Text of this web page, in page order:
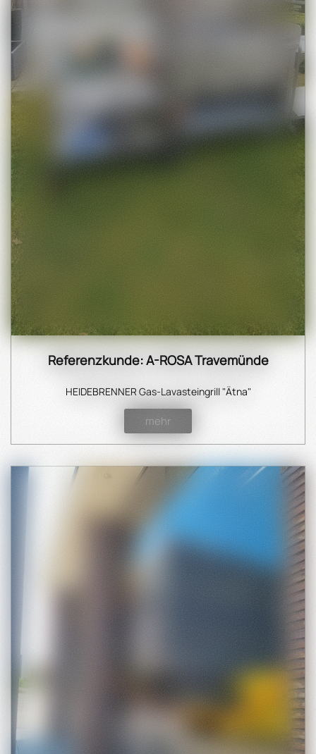
Referenzkunde: A-ROSA Travemünde
HEIDEBRENNER Gas-Lavasteingrill "Ätna"
mehr